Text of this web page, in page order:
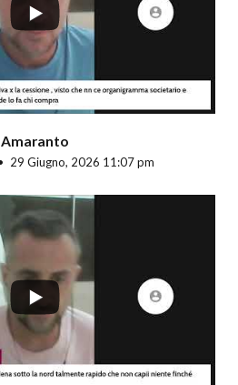
Amaranto
29 Giugno, 2026 11:07 pm